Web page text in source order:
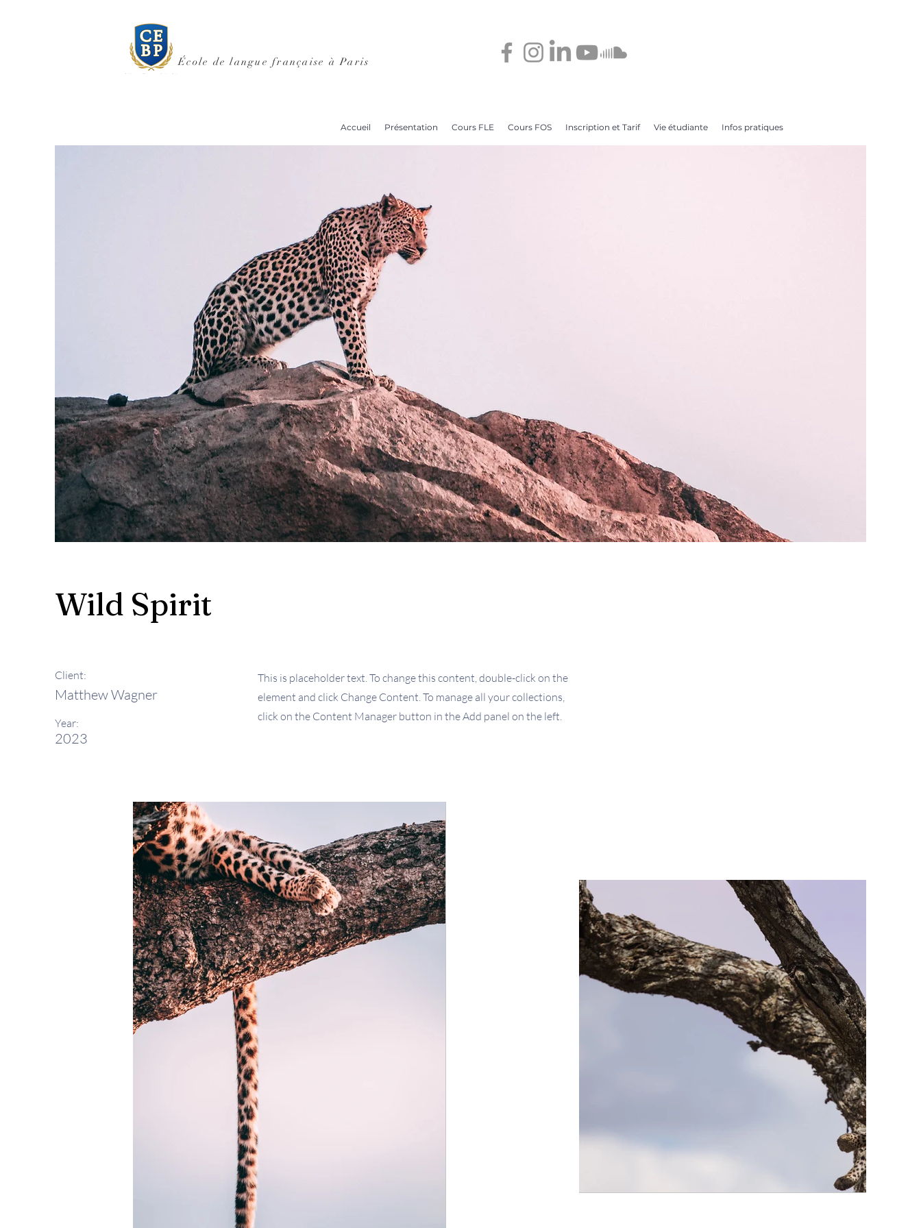
École de langue française à Paris
Accueil Présentation Cours FLE Cours FOS Inscription et Tarif Vie étudiante Infos pratiques
Wild Spirit
Client:
Matthew Wagner
Year:
2023
This is placeholder text. To change this content, double-click on the
element and click Change Content. To manage all your collections,
click on the Content Manager button in the Add panel on the left.